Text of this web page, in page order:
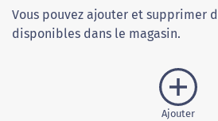
Vous pouvez ajouter et supprimer
disponibles dans le magasin.
Ajouter